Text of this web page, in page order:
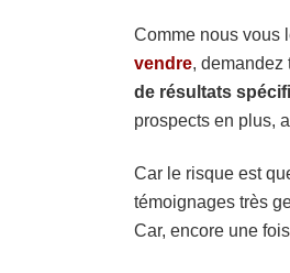
Comme nous vous
vendre, demandez
de résultats
prospects en plus,
Car le risque est
témoignages très
Car, encore une